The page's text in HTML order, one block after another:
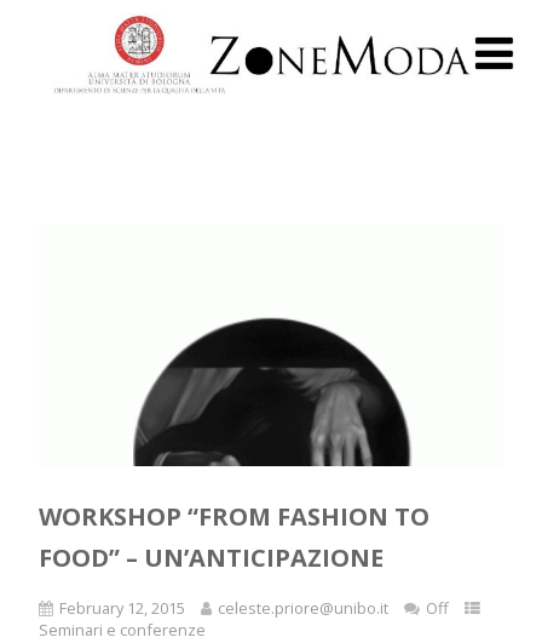
WORKSHOP “FROM FASHION TO
FOOD” – UN’ANTICIPAZIONE
February 12, 2015 celeste.priore@unibo.it
Off
Seminari e conferenze